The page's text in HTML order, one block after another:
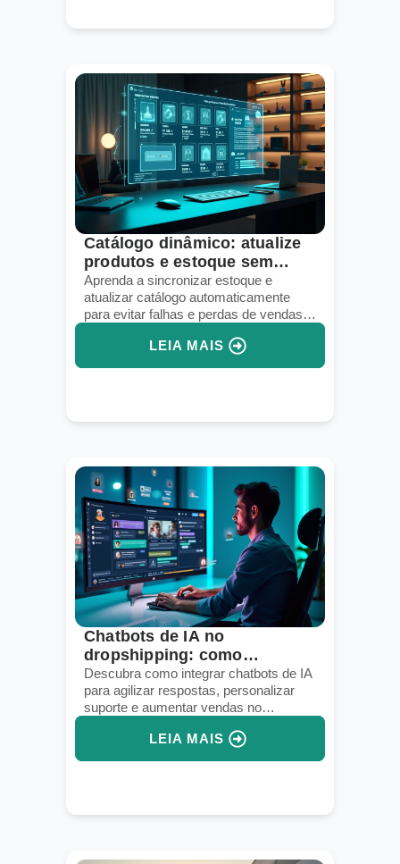
Catálogo dinâmico: atualize
produtos e estoque sem
perder vendas
Aprenda a sincronizar estoque e
atualizar catálogo automaticamente
para evitar falhas e perdas de vendas
LEIA MAIS
Chatbots de IA no
dropshipping: como
melhorar o atendimento
Descubra como integrar chatbots de IA
para agilizar respostas, personalizar
suporte e aumentar vendas no
LEIA MAIS